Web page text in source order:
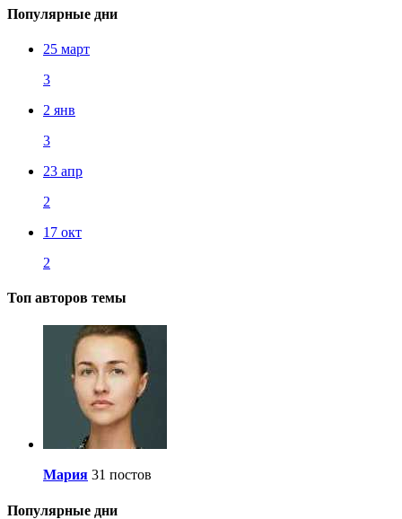
Популярные дни
25 март
3
2 янв
3
23 апр
2
17 окт
2
Топ авторов темы
Мария 31 постов
Популярные дни